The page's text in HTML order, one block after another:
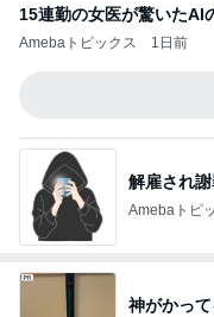
15連勤の女医が驚いたAI
Amebaトピックス 1日前
解雇され
Amebaトピ
神がかっ